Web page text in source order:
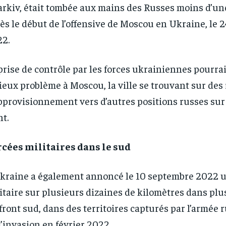
you
1-YEAR
/ year
By
you
1-YEAR
/ year
By
était tombée aux mains des Russes moins
le début de l’offensive de Moscou en Ukraine, le
de contrôle par les forces ukrainiennes
problème à Moscou, la ville se trouvant sur des
vers d’autres positions russes
militaires dans le sud
a également annoncé le 10 septembre 2022
sur plusieurs dizaines de kilomètres dans
sud, dans des territoires capturés par l’armée